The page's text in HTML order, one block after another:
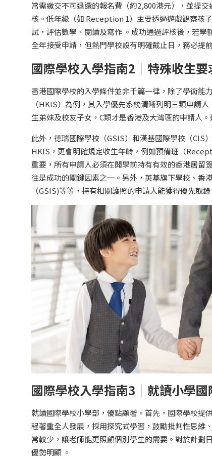
常需繳交不可退還的報名費（約2,800港元），並提
核。低年級（如 Reception 1）主要透過遊戲觀察孩
試，評估數學、閱讀及寫作 。成功通過評核後，若
全年接受申請，但熱門學校設有明確截止日，務必提
國際學校入學指南2｜特殊收生要
香港國際學校的入學條件並非千篇一律，除了學術能
（HKIS）為例，其入學優先系統清晰列明三類申請
生弟妹及校友子女，C類才是香港及大灣區的申請人
此外，德瑞國際學校（GSIS）和漢基國際學校（CIS
HKIS，更會明確規定收生年齡，例如預備班（
重要，所有申請人必須在開學前持有有效的香港居留
往是成功的關鍵因素之一。另外，英基旗下學校、
（GSIS)等等，持有相關護照的申請人能獲得優先取錄
國際學校入學指南3｜就讀小學
就讀國際學校小學部，優點顯著。首先，國際學校提
程著重全人發展，採用探究式學習，鼓勵批判性思維
常較少，讓老師能更照顧個別學生的需要。對於計劃
優勢明顯 。